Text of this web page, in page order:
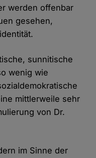
werden offenbar
gesehen,
sunnitische
wenig wie
mittlerweile sehr
von Dr.
im Sinne der